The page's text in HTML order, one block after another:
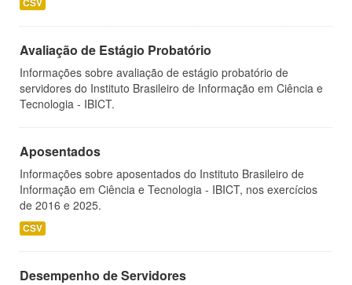
CSV
Avaliação de Estágio Probatório
Informações sobre avaliação de estágio probatório de
servidores do Instituto Brasileiro de Informação em Ciência e
Tecnologia - IBICT.
Aposentados
Informações sobre aposentados do Instituto Brasileiro de
Informação em Ciência e Tecnologia - IBICT, nos exercícios
de 2016 e 2025.
CSV
Desempenho de Servidores